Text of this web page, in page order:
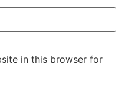
in this browser for